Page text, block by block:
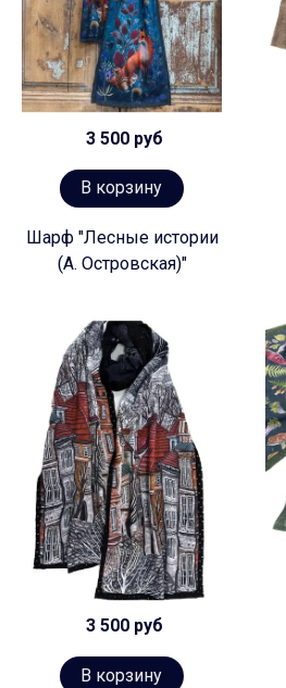
3 500 руб
В корзину
Шарф "Лесные истории
(А. Островская)"
3 500 руб
В корзину